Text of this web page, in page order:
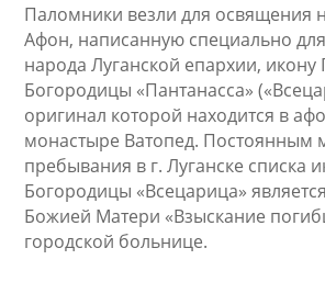
Паломники везли для освящения
Афон, написанную специально
народа Луганской епархии, икону
Богородицы «Пантанасса»
оригинал которой находится в
монастыре Ватопед. Постоянным
пребывания в г. Луганске списка
Богородицы «Всецарица»
Божией Матери «Взыскание
городской больнице.